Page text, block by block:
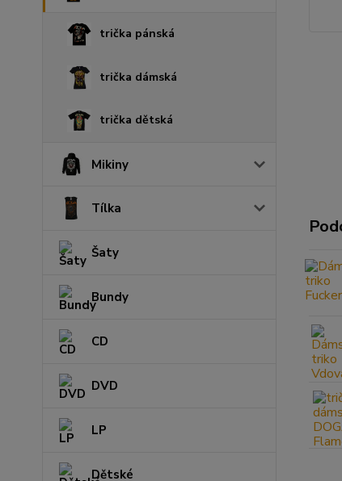
trička pánská
trička dámská
trička dětská
Mikiny
Tílka
Šaty
Bundy
CD
DVD
LP
Dětské